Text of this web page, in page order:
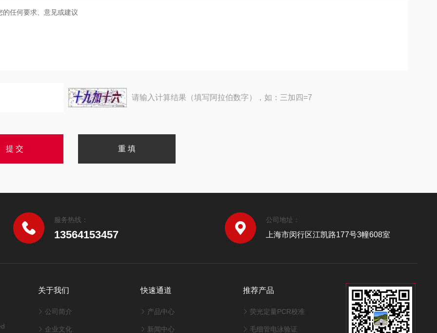
请输入计算结果（填写阿拉伯数字），如：三加四=7
服务热线：
13564153457
公司地址：
上海市闵行区江凯路177号3幢608室
关于我们
公司简介
企业文化
快速通道
产品中心
新闻中心
推荐产品
荧光定量PCR校准
毛细管电泳验证